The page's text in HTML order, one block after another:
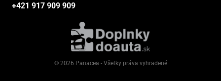
+421 917 909 909
© 2026 Panacea - Všetky práva vyhradené